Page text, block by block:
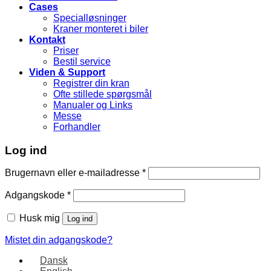
Cases
Specialløsninger
Kraner monteret i biler
Kontakt
Priser
Bestil service
Viden & Support
Registrer din kran
Ofte stillede spørgsmål
Manualer og Links
Messe
Forhandler
Log ind
Brugernavn eller e-mailadresse *
Adgangskode *
Husk mig Log ind
Mistet din adgangskode?
Dansk